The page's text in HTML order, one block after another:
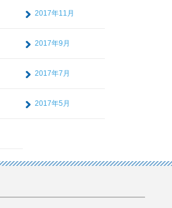
2017年11月
2017年9月
2017年7月
2017年5月